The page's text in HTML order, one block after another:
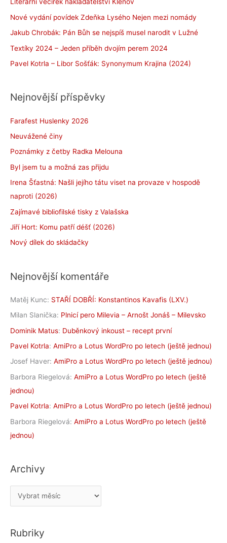
Literární večírek nakladatelství Klenov
Nové vydání povídek Zdeňka Lysého Nejen mezi nomády
Jakub Chrobák: Pán Bůh se nejspíš musel narodit v Lužné
Textíky 2024 – Jeden příběh dvojím perem 2024
Pavel Kotrla – Libor Sošťák: Synonymum Krajina (2024)
Nejnovější příspěvky
Farafest Huslenky 2026
Neuvážené činy
Poznámky z četby Radka Melouna
Byl jsem tu a možná zas přijdu
Irena Šťastná: Našli jejího tátu viset na provaze v hospodě
naproti (2026)
Zajímavé bibliofilské tisky z Valašska
Jiří Hort: Komu patří déšť (2026)
Nový dílek do skládačky
Nejnovější komentáře
Matěj Kunc: STAŘÍ DOBŘÍ: Konstantinos Kavafis (LXV.)
Milan Slanička: Plnicí pero Milevia – Arnošt Jonáš – Milevsko
Dominik Matus: Duběnkový inkoust – recept první
Pavel Kotrla: AmiPro a Lotus WordPro po letech (ještě jednou)
Josef Haver: AmiPro a Lotus WordPro po letech (ještě jednou)
Barbora Riegelová: AmiPro a Lotus WordPro po letech (ještě
jednou)
Pavel Kotrla: AmiPro a Lotus WordPro po letech (ještě jednou)
Barbora Riegelová: AmiPro a Lotus WordPro po letech (ještě
jednou)
Archivy
r
h
Rubriky